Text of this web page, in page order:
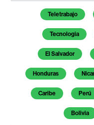
Temas de este
Teletrabajo
Tecnologia
El Salvador
Honduras
Caribe Perú
Bolivia